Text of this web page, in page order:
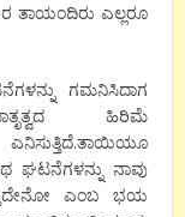
ತಾಯಂದಿರು ಎಲ್ಲರೂ
ಗಮನಿಸಿದಾಗ
ಹಿರಿಮೆ
ಘಟನೆಗಳನ್ನು ನಾವು
ಎಂಬ ಭಯ